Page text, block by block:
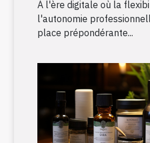
fonctionnement
À l'ère digitale où la
l'autonomie
place prépondérante...